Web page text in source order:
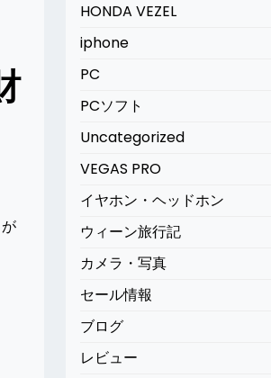
HONDA VEZEL
iphone
PC
PCソフト
Uncategorized
VEGAS PRO
イヤホン・ヘッドホン
ウィーン旅行記
カメラ・写真
セール情報
ブログ
レビュー